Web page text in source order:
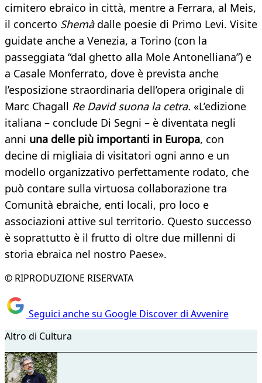
cimitero ebraico in città, mentre a Ferrara, al Meis,
il concerto Shemàdalle poesie di Primo Levi. Visite
guidate anche a Venezia, a Torino (con la
passeggiata “dal ghetto alla Mole Antonelliana”) e
a Casale Monferrato, dove è prevista anche
l’esposizione straordinaria dell’opera originale di
Marc Chagall Re David suona la cetra. «L’edizione
italiana – conclude Di Segni – è diventata negli
anni una delle più importanti in Europa, con
decine di migliaia di visitatori ogni anno e un
modello organizzativo perfettamente rodato, che
può contare sulla virtuosa collaborazione tra
Comunità ebraiche, enti locali, pro loco e
associazioni attive sul territorio. Questo successo
è soprattutto è il frutto di oltre due millenni di
storia ebraica nel nostro Paese».
© RIPRODUZIONE RISERVATA
Seguici anche su Google Discover di Avvenire
Altro di Cultura